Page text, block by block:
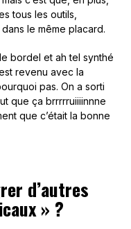
tous les outils,
le même placard.
bordel et ah tel synthé
revenu avec la
pas. On a sorti
que ça brrrrruiiiinnne
que c’était la bonne
d’autres
» ?